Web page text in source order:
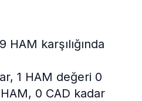
karşılığında
1 HAM değeri 0
HAM, 0 CAD kadar